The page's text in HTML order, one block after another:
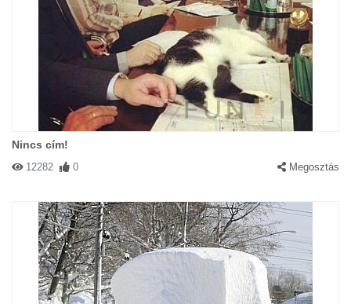
Nincs cím!
12282 0 Megosztás